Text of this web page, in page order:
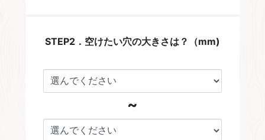
STEP2．空けたい穴の大きさは？（mm)
~